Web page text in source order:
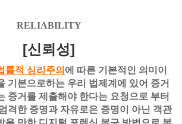
RELIABILITY
[신뢰성]
률적 심리주의 에 따른 기본적인 의미이
기본으로하는 우리 법제계에 있어 증거
증거를 제출해야 한다는 요청으로 부터
격한 증명과 자유로은 증명이 아닌 객관